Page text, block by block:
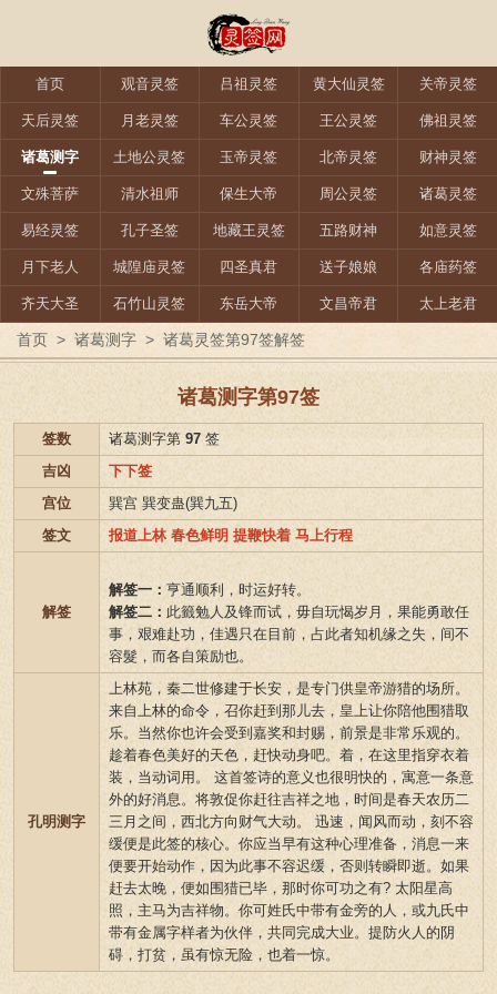
首页 观音灵签 吕祖灵签 黄大仙灵签 关帝灵签
天后灵签 月老灵签 车公灵签 王公灵签 佛祖灵签
诸葛测字 土地公灵签 玉帝灵签 北帝灵签 财神灵签
文殊菩萨 清水祖师 保生大帝 周公灵签 诸葛灵签
易经灵签 孔子圣签 地藏王灵签 五路财神 如意灵签
月下老人 城隍庙灵签 四圣真君 送子娘娘 各庙药签
齐天大圣 石竹山灵签 东岳大帝 文昌帝君 太上老君
首页 > 诸葛测字 > 诸葛灵签第97签解签
诸葛测字第97签
签数 诸葛测字第 97 签
吉凶
下下签
宫位
巽宫 巽变蛊(巽九五)
签文
报道上林 春色鲜明 提鞭快着 马上行程
解签
解签一： 亨通顺利，时运好转。
解签二： 此籤勉人及锋而试，毋自玩愒岁月，果能勇敢任
事，艰难赴功，佳遇只在目前，占此者知机缘之失，间不
容髮，而各自策励也。
孔明测字
上林苑，秦二世修建于长安，是专门供皇帝游猎的场所。
来自上林的命令，召你赶到那儿去，皇上让你陪他围猎取
乐。当然你也许会受到嘉奖和封赐，前景是非常乐观的。
趁着春色美好的天色，赶快动身吧。着，在这里指穿衣着
装，当动词用。 这首签诗的意义也很明快的，寓意一条意
外的好消息。将敦促你赶往吉祥之地，时间是春天农历二
三月之间，西北方向财气大动。 迅速，闻风而动，刻不容
缓便是此签的核心。你应当早有这种心理准备，消息一来
便要开始动作，因为此事不容迟缓，否则转瞬即逝。如果
赶去太晚，便如围猎已毕，那时你可功之有? 太阳星高
照，主马为吉祥物。你可姓氏中带有金旁的人，或九氏中
带有金属字样者为伙伴，共同完成大业。提防火人的阴
碍，打贫，虽有惊无险，也着一惊。